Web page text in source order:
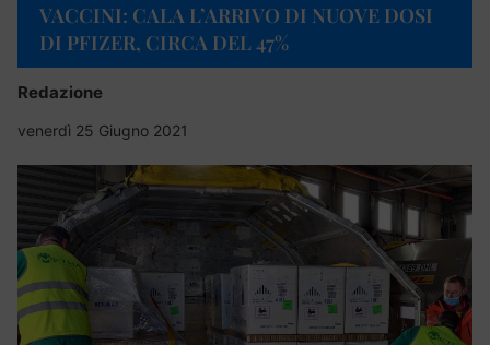
VACCINI: CALA L’ARRIVO DI NUOVE DOSI
DI PFIZER, CIRCA DEL 47%
Redazione
venerdì 25 Giugno 2021